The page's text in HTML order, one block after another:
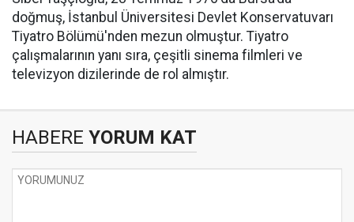
doğmuş, İstanbul Üniversitesi Devlet Konservatuvarı
Tiyatro Bölümü'nden mezun olmuştur. Tiyatro
çalışmalarının yanı sıra, çeşitli sinema filmleri ve
televizyon dizilerinde de rol almıştır. ​
HABERE YORUM KAT